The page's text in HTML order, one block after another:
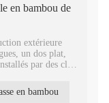
en bambou de
extérieure
un dos plat,
par des clips
qualité supérieure
en bambou